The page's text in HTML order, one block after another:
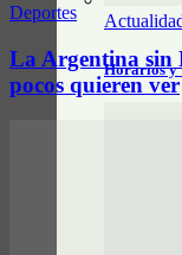
Horarios y
Deportes
La Argentina sin
pocos quieren ver